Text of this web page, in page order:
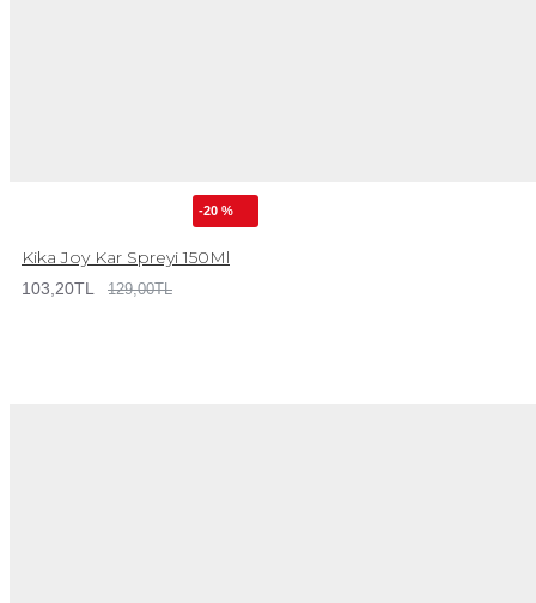
-20 %
Kika Joy Kar Spreyi 150Ml
103,20TL 129,00TL